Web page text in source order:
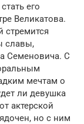
его
Великатова.
стремится
славы,
Семеновича. С
мечтам о
ли девушка
актерской
но с ним